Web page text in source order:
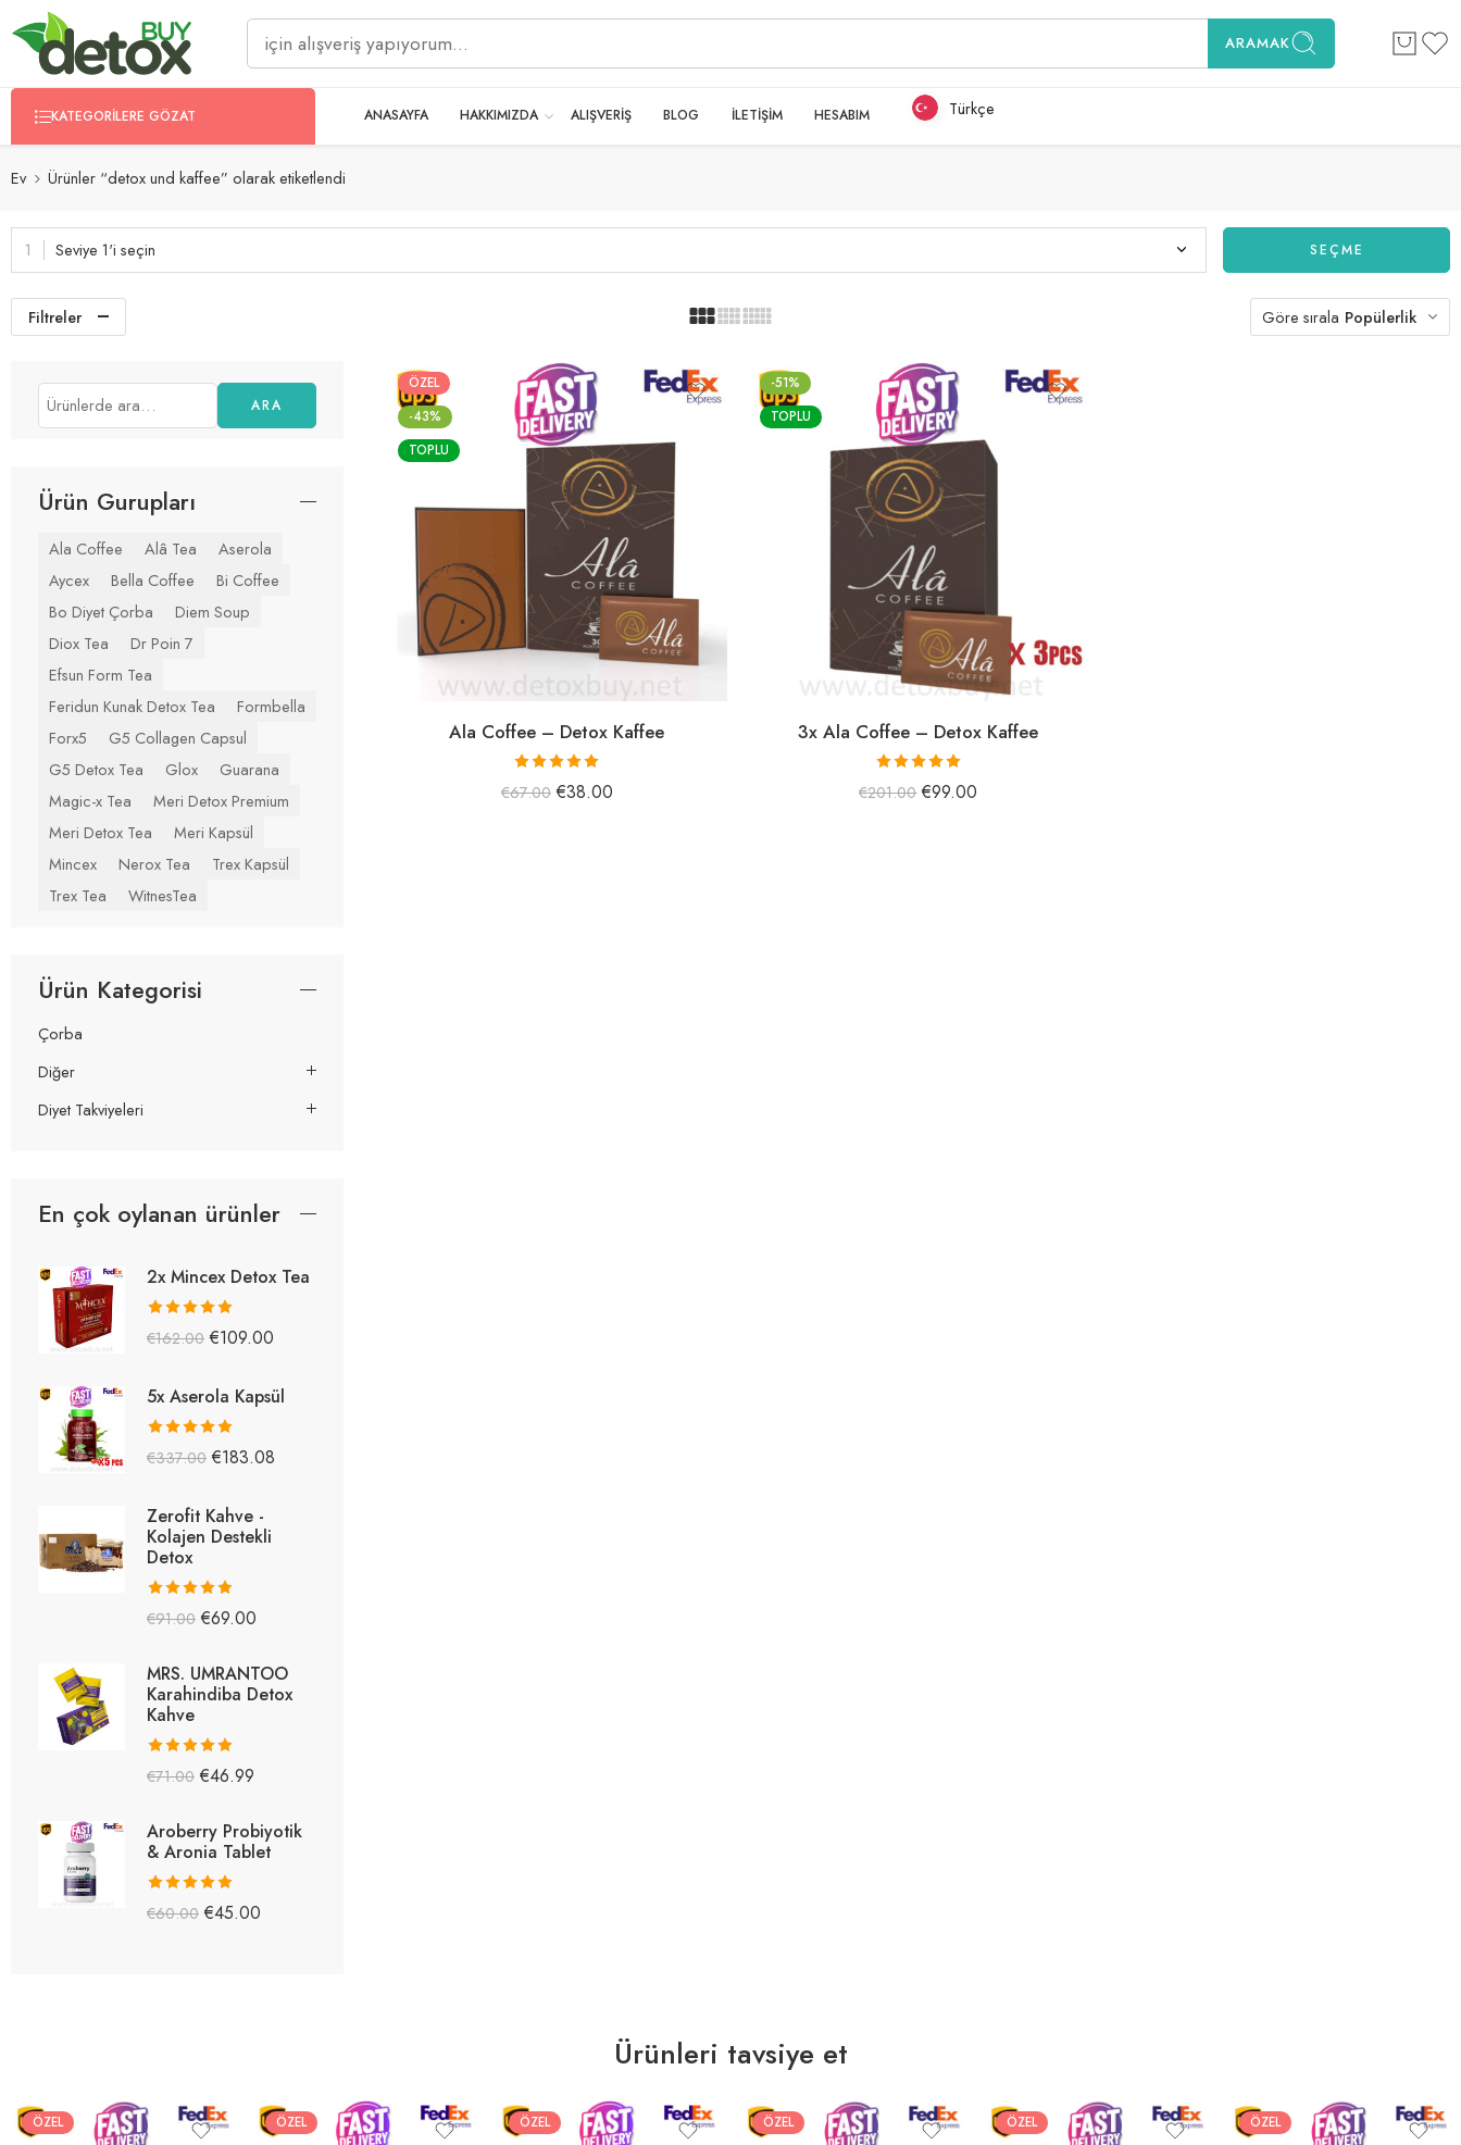
ARAMAK
KATEGORILERE GÖZAT ANASAYFA HAKKIMIZDA ALIŞVERİŞ BLOG İLETİŞİM HESABIM Türkçe
Ev Ürünler “detox und kaffee” olarak etiketlendi
Seviye 1'i seçin SEÇME
Filtreler Göre sırala Popülerlik
ÖZEL
-43%
TOPLU
Ala Coffee – Detox Kaffee
5 üzerinden
€67.00 €38.00
-51%
TOPLU
3x Ala Coffee – Detox Kaffee
5 üzerinden
€201.00 €99.00
ARA
Ürün Gurupları
Ala Coffee Alâ Tea
Aserola
Aycex
Bella Coffee
Bi Coffee
Bo Diyet Çorba
Diem Soup
Diox Tea
Dr Poin 7
Efsun Form Tea
Feridun Kunak Detox Tea
Formbella
Forx5
G5 Collagen Capsul
G5 Detox Tea
Glox
Guarana
Magic-x Tea
Meri Detox Premium
Meri Detox Tea
Meri Kapsül
Mincex
Nerox Tea
Trex Kapsül
Trex Tea
WitnesTea
Ürün Kategorisi
Çorba
Diğer
Diyet Takviyeleri
En çok oylanan ürünler
2x Mincex Detox Tea
5 üzerinden
€162.00 €109.00
5x Aserola Kapsül
5 üzerinden
€337.00 €183.08
Zerofit Kahve -
Kolajen Destekli
Detox
5 üzerinden
€91.00 €69.00
MRS. UMRANTOO
Karahindiba Detox
Kahve
5 üzerinden
€71.00 €46.99
Aroberry Probiyotik
& Aronia Tablet
5 üzerinden
€60.00 €45.00
Ürünleri tavsiye et
ÖZEL
ÖZEL
ÖZEL
ÖZEL
ÖZEL
ÖZEL